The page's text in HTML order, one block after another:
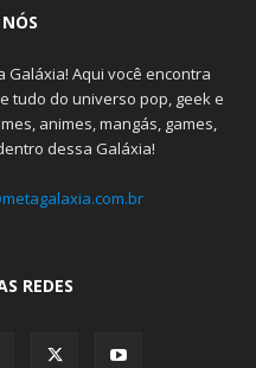
Galáxia! Aqui você encontra
tudo do universo pop, geek e
animes, mangás, games,
dessa Galáxia!
REDES